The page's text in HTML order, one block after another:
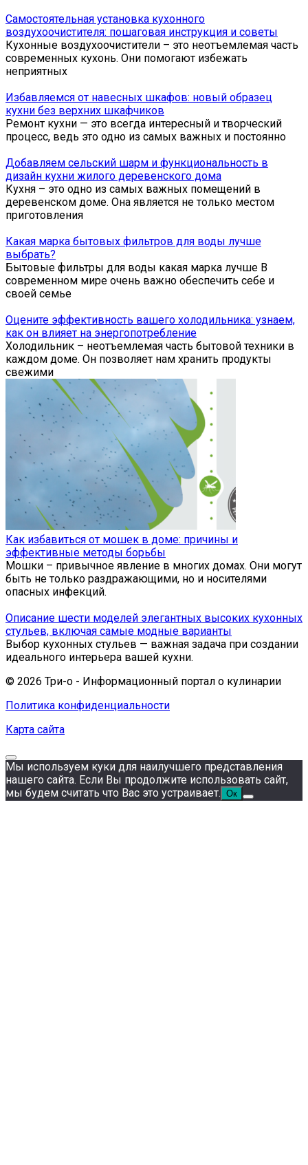
Самостоятельная установка кухонного
воздухоочистителя: пошаговая инструкция и советы
Кухонные воздухоочистители – это неотъемлемая часть
современных кухонь. Они помогают избежать
неприятных
Избавляемся от навесных шкафов: новый образец
кухни без верхних шкафчиков
Ремонт кухни — это всегда интересный и творческий
процесс, ведь это одно из самых важных и постоянно
Добавляем сельский шарм и функциональность в
дизайн кухни жилого деревенского дома
Кухня – это одно из самых важных помещений в
деревенском доме. Она является не только местом
приготовления
Какая марка бытовых фильтров для воды лучше
выбрать?
Бытовые фильтры для воды какая марка лучше В
современном мире очень важно обеспечить себе и
своей семье
Оцените эффективность вашего холодильника: узнаем,
как он влияет на энергопотребление
Холодильник – неотъемлемая часть бытовой техники в
каждом доме. Он позволяет нам хранить продукты
свежими
Как избавиться от мошек в доме: причины и
эффективные методы борьбы
Мошки – привычное явление в многих домах. Они могут
быть не только раздражающими, но и носителями
опасных инфекций.
Описание шести моделей элегантных высоких кухонных
стульев, включая самые модные варианты
Выбор кухонных стульев — важная задача при создании
идеального интерьера вашей кухни.
© 2026 Три-о - Информационный портал о кулинарии
Политика конфиденциальности
Карта сайта
Мы используем куки для наилучшего представления
нашего сайта. Если Вы продолжите использовать сайт,
мы будем считать что Вас это устраивает. Ок